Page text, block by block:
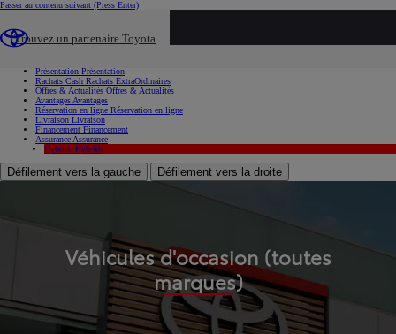
Passer au contenu suivant (Press Enter)
Trouvez un partenaire Toyota
Présentation Présentation
Rachats Cash Rachats ExtraOrdinaires
Offres & Actualités Offres & Actualités
Avantages Avantages
Réservation en ligne Réservation en ligne
Livraison Livraison
Financement Financement
Assurance Assurance
Hybride Hybride
Défilement vers la gauche Défilement vers la droite
Véhicules d'occasion (toutes
marques)